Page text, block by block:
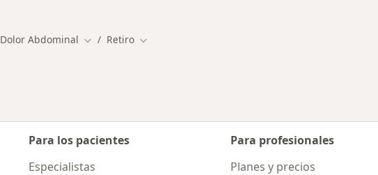
Dolor Abdominal Cambiar de ciudad
Retiro Cambiar de ciudad
Para los pacientes
Especialistas
Para profesionales
Planes y precios